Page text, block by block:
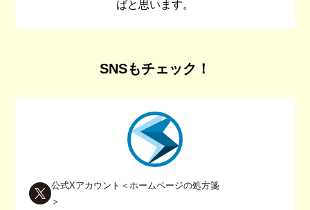
ばと思います。
SNSもチェック！
公式Xアカウント＜ホームページの処方箋
＞